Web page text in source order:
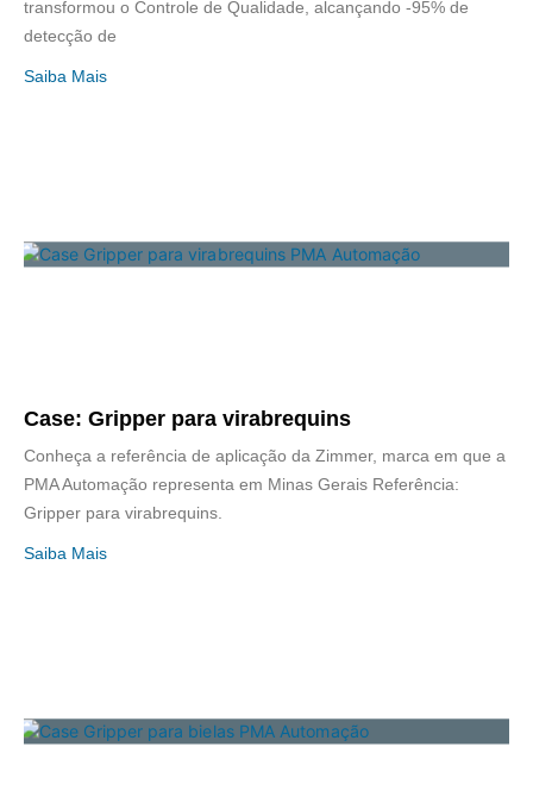
transformou o Controle de Qualidade, alcançando -95% de
detecção de
Saiba Mais
Case: Gripper para virabrequins
Conheça a referência de aplicação da Zimmer, marca em que a
PMA Automação representa em Minas Gerais Referência:
Gripper para virabrequins.
Saiba Mais